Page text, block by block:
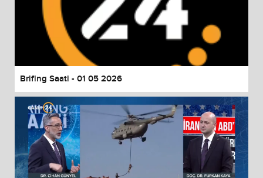
Brifing Saati - 01 05 2026